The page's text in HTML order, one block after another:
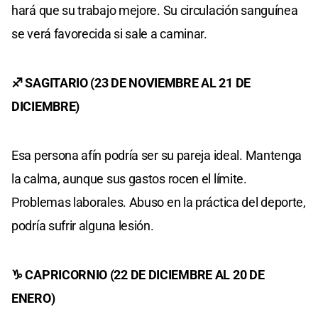
hará que su trabajo mejore. Su circulación sanguínea
se verá favorecida si sale a caminar.
♐ SAGITARIO (23 DE NOVIEMBRE AL 21 DE
DICIEMBRE)
Esa persona afín podría ser su pareja ideal. Mantenga
la calma, aunque sus gastos rocen el límite.
Problemas laborales. Abuso en la práctica del deporte,
podría sufrir alguna lesión.
♑ CAPRICORNIO (22 DE DICIEMBRE AL 20 DE
ENERO)